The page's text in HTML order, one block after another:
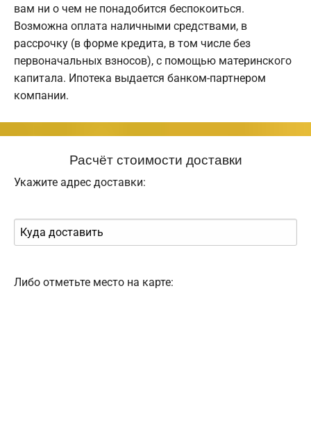
вам ни о чем не понадобится беспокоиться.
Возможна оплата наличными средствами, в
рассрочку (в форме кредита, в том числе без
первоначальных взносов), с помощью материнского
капитала. Ипотека выдается банком-партнером
компании.
Расчёт стоимости доставки
Укажите адрес доставки:
Либо отметьте место на карте: